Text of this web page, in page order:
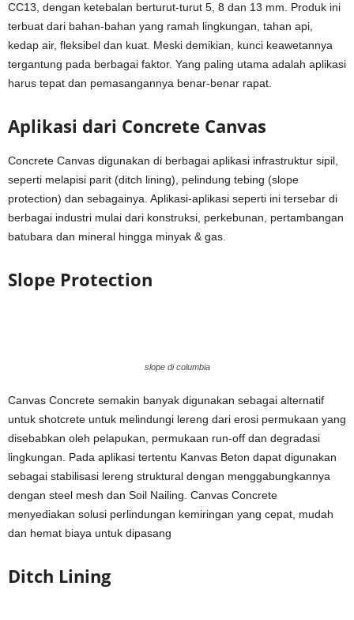
CC13, dengan ketebalan berturut-turut 5, 8 dan 13 mm. Produk ini
terbuat dari bahan-bahan yang ramah lingkungan, tahan api,
kedap air, fleksibel dan kuat. Meski demikian, kunci keawetannya
tergantung pada berbagai faktor. Yang paling utama adalah aplikasi
harus tepat dan pemasangannya benar-benar rapat.
Aplikasi dari Concrete Canvas
Concrete Canvas digunakan di berbagai aplikasi infrastruktur sipil,
seperti melapisi parit (ditch lining), pelindung tebing (slope
protection) dan sebagainya. Aplikasi-aplikasi seperti ini tersebar di
berbagai industri mulai dari konstruksi, perkebunan, pertambangan
batubara dan mineral hingga minyak & gas.
Slope Protection
slope di columbia
Canvas Concrete semakin banyak digunakan sebagai alternatif
untuk shotcrete untuk melindungi lereng dari erosi permukaan yang
disebabkan oleh pelapukan, permukaan run-off dan degradasi
lingkungan. Pada aplikasi tertentu Kanvas Beton dapat digunakan
sebagai stabilisasi lereng struktural dengan menggabungkannya
dengan steel mesh dan Soil Nailing. Canvas Concrete
menyediakan solusi perlindungan kemiringan yang cepat, mudah
dan hemat biaya untuk dipasang
Ditch Lining